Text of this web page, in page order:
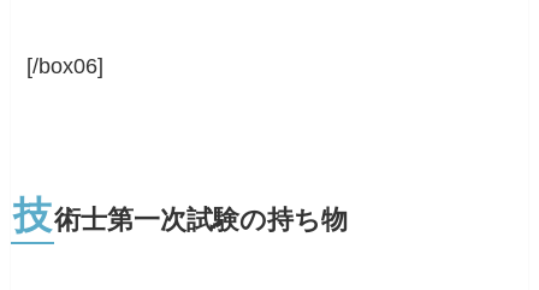
[/box06]
技術士第一次試験の持ち物